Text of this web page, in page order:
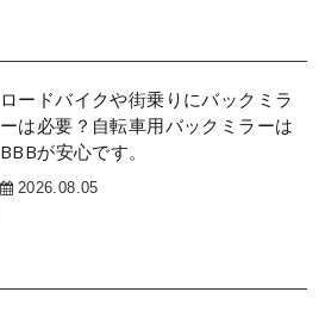
ロードバイクや街乗りにバックミラ
ーは必要？自転車用バックミラーは
BBBが安心です。
2026.08.05